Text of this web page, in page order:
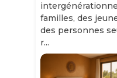
familles, des
des personnes
r...
Slide 1 of 11